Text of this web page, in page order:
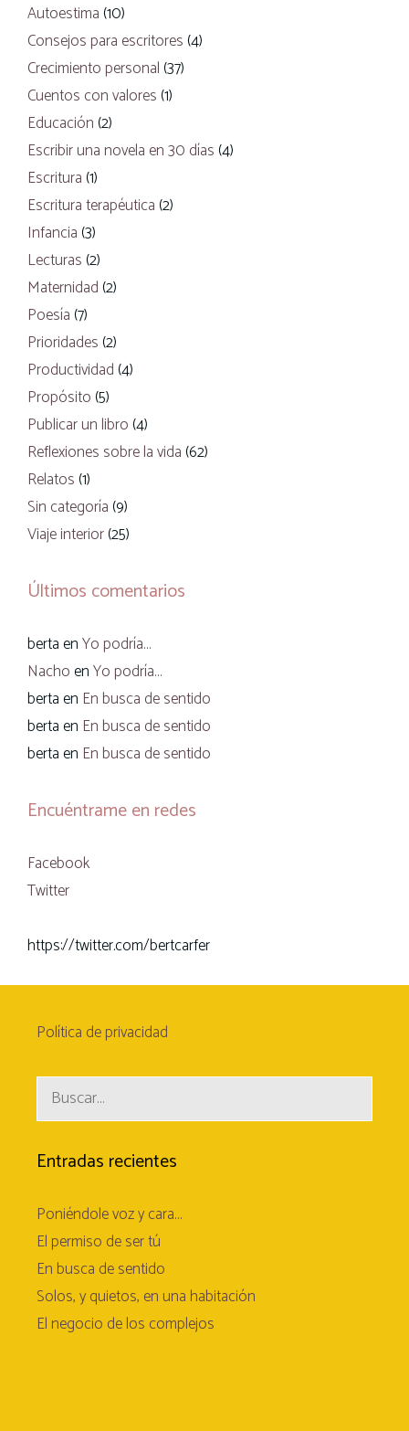
Autoestima (10)
Consejos para escritores (4)
Crecimiento personal (37)
Cuentos con valores (1)
Educación (2)
Escribir una novela en 30 días (4)
Escritura (1)
Escritura terapéutica (2)
Infancia (3)
Lecturas (2)
Maternidad (2)
Poesía (7)
Prioridades (2)
Productividad (4)
Propósito (5)
Publicar un libro (4)
Reflexiones sobre la vida (62)
Relatos (1)
Sin categoría (9)
Viaje interior(25)
Últimos comentarios
bertaenYo podría…
NachoenYo podría…
bertaen En busca de sentido
bertaen En busca de sentido
bertaen En busca de sentido
Encuéntrame en redes
Facebook
Twitter
https://twitter.com/bertcarfer
Política de privacidad
Buscar:
Entradas recientes
Poniéndole voz y cara…
El permiso de ser tú
En busca de sentido
Solos, y quietos, en una habitación
El negocio de los complejos